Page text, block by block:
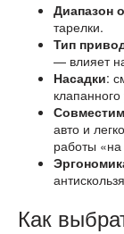
Диапазон
тарелки.
Тип
— влияет
Насадки:
клапанного
авто и
работы
Как